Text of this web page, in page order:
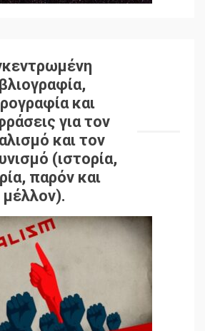
και
για τον
και τον
(ιστορία,
παρόν και
μέλλον).
Δωρεάν βιβλίο από το
Documento: Η μεγάλη
ληστεία και ο έλεγχος των
λαών
Η ένδεια της σοσιαλιστικής